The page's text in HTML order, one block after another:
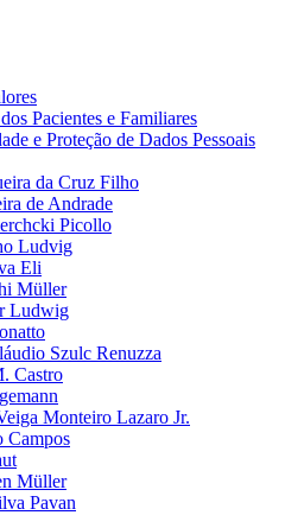
Pacientes e Familiares
e Proteção de Dados Pessoais
da Cruz Filho
de Andrade
Picollo
Ludvig
Eli
Müller
Ludwig
Szulc Renuzza
Castro
Monteiro Lazaro Jr.
Campos
Müller
Pavan